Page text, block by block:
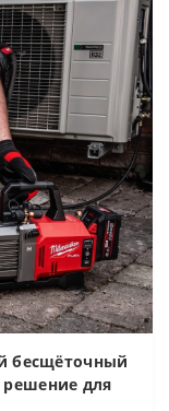
бесщёточный
решение для